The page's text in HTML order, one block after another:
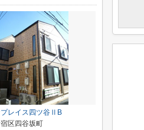
プレイス四ツ谷ⅡB
区四谷坂町